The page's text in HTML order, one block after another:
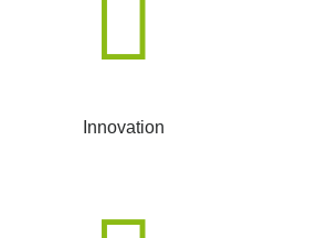
Innovation